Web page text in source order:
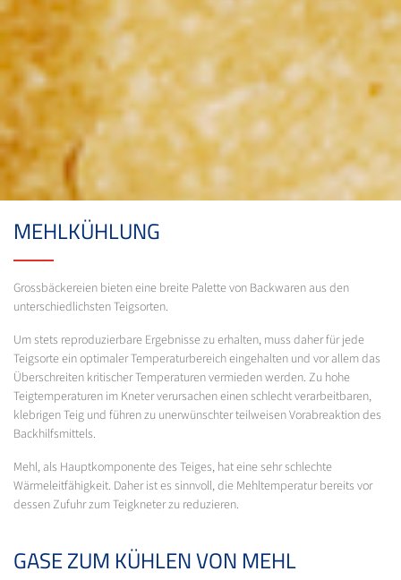
MEHLKÜHLUNG
Grossbäckereien bieten eine breite Palette von Backwaren aus den
unterschiedlichsten Teigsorten.
Um stets reproduzierbare Ergebnisse zu erhalten, muss daher für jede
Teigsorte ein optimaler Temperaturbereich eingehalten und vor allem das
Überschreiten kritischer Temperaturen vermieden werden. Zu hohe
Teigtemperaturen im Kneter verursachen einen schlecht verarbeitbaren,
klebrigen Teig und führen zu unerwünschter teilweisen Vorabreaktion des
Backhilfsmittels.
Mehl, als Hauptkomponente des Teiges, hat eine sehr schlechte
Wärmeleitfähigkeit. Daher ist es sinnvoll, die Mehltemperatur bereits vor
dessen Zufuhr zum Teigkneter zu reduzieren.
GASE ZUM KÜHLEN VON MEHL